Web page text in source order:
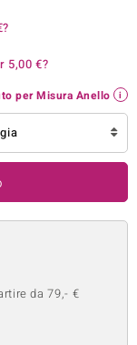
?
5,00 €?
per Misura Anello
da 79,- €